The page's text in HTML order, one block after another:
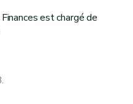
est chargé de